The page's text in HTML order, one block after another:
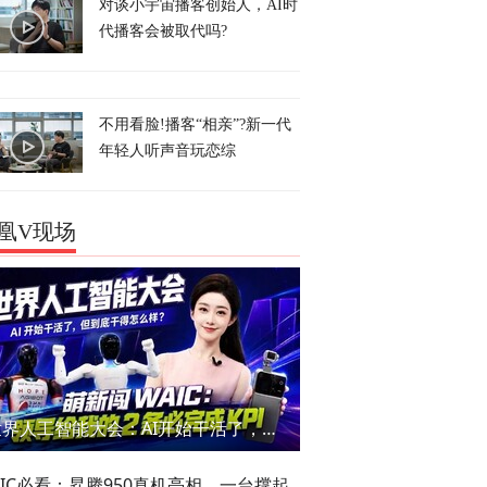
对谈小宇宙播客创始人，AI时
代播客会被取代吗?
不用看脸!播客“相亲”?新一代
年轻人听声音玩恋综
V现场
世界人工智能大会：AI开始干活了，但到底干的怎么样？萌新闯WAIC